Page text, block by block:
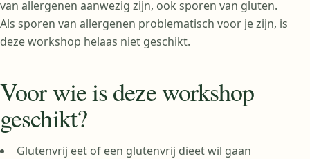
van allergenen aanwezig zijn, ook sporen van gluten.
Als sporen van allergenen problematisch voor je zijn, is
deze workshop helaas niet geschikt.
Voor wie is deze workshop
geschikt?
Glutenvrij eet of een glutenvrij dieet wil gaan